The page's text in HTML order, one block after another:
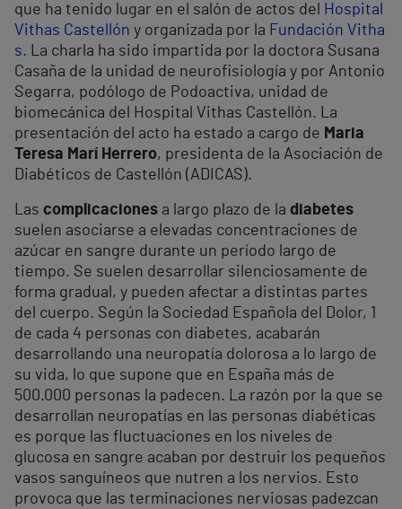
que ha tenido lugar en el salón de actos del
Hospital
Vithas Castellón y organizada por la Fundación Vitha
s. La charla ha sido impartida por la doctora Susana
Casaña de la unidad de neurofisiología y por Antonio
Segarra, podólogo de Podoactiva, unidad de
biomecánica del Hospital Vithas Castellón. La
presentación del acto ha estado a cargo de Maria
Teresa Marí Herrero, presidenta de la Asociación de
Diabéticos de Castellón (ADICAS).
Las complicaciones a largo plazo de la diabetes
suelen asociarse a elevadas concentraciones de
azúcar en sangre durante un período largo de
tiempo. Se suelen desarrollar silenciosamente de
forma gradual, y pueden afectar a distintas partes
del cuerpo. Según la Sociedad Española del Dolor, 1
de cada 4 personas con diabetes, acabarán
desarrollando una neuropatía dolorosa a lo largo de
su vida, lo que supone que en España más de
500.000 personas la padecen. La razón por la que se
desarrollan neuropatías en las personas diabéticas
es porque las fluctuaciones en los niveles de
glucosa en sangre acaban por destruir los pequeños
vasos sanguíneos que nutren a los nervios. Esto
provoca que las terminaciones nerviosas padezcan